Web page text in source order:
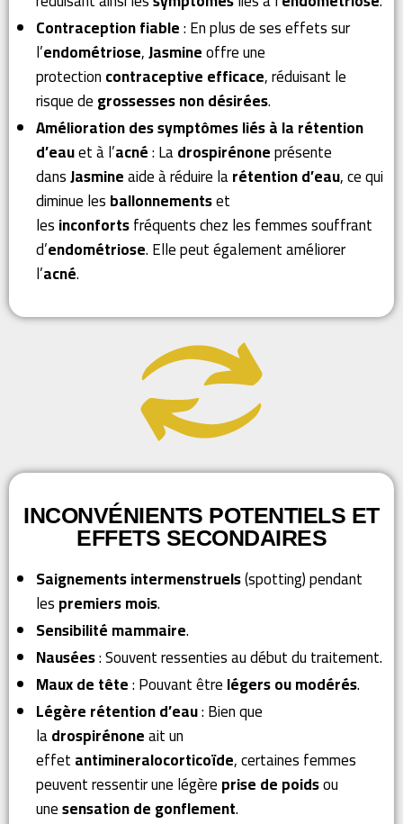
Contraception fiable: En plus de ses effets sur
l’endométriose,Jasmineoffre une
protectioncontraceptive efficace, réduisant le
risque degrossesses non désirées.
Amélioration des symptômes liés à la rétention
d’eauet à l’acné: Ladrospirénoneprésente
dansJasmineaide à réduire larétention d’eau, ce qui
diminue lesballonnementset
lesinconfortsfréquents chez les femmes souffrant
d’endométriose. Elle peut également améliorer
l’acné.
INCONVÉNIENTS POTENTIELS ET
EFFETS SECONDAIRES
Saignements intermenstruels(spotting) pendant
lespremiers mois.
Sensibilité mammaire.
Nausées: Souvent ressenties au début du traitement.
Maux de tête: Pouvant êtrelégers ou modérés.
Légère rétention d’eau: Bien que
ladrospirénoneait un
effetantimineralocorticoïde, certaines femmes
peuvent ressentir une légèreprise de poidsou
unesensation de gonflement.